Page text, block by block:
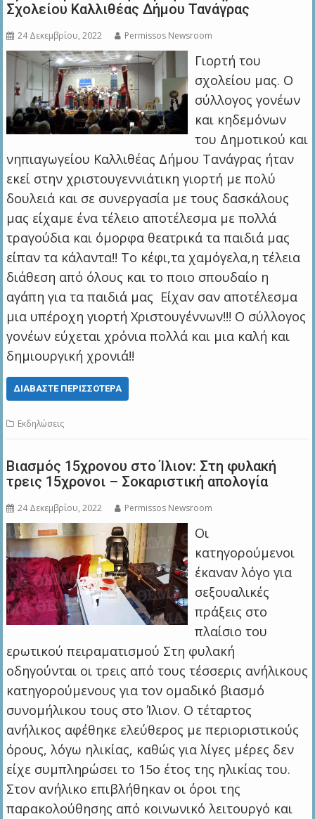
Σχολείου Καλλιθέας Δήμου Τανάγρας
24 Δεκεμβρίου, 2022 Permissos Newsroom
Γιορτή του
σχολείου μας. Ο
σύλλογος γονέων
και κηδεμόνων
του Δημοτικού και
νηπιαγωγείου Καλλιθέας Δήμου Τανάγρας ήταν
εκεί στην χριστουγεννιάτικη γιορτή με πολύ
δουλειά και σε συνεργασία με τους δασκάλους
μας είχαμε ένα τέλειο αποτέλεσμα με πολλά
τραγούδια και όμορφα θεατρικά τα παιδιά μας
είπαν τα κάλαντα!! Το κέφι,τα χαμόγελα,η τέλεια
διάθεση από όλους και το ποιο σπουδαίο η
αγάπη για τα παιδιά μας Είχαν σαν αποτέλεσμα
μια υπέροχη γιορτή Χριστουγέννων!!! Ο σύλλογος
γονέων εύχεται χρόνια πολλά και μια καλή και
δημιουργική χρονιά!!
ΔΙΑΒΆΣΤΕ ΠΕΡΙΣΣΌΤΕΡΑ
Εκδηλώσεις
Βιασμός 15χρονου στο Ίλιον: Στη φυλακή
τρεις 15χρονοι – Σοκαριστική απολογία
24 Δεκεμβρίου, 2022 Permissos Newsroom
Οι
κατηγορούμενοι
έκαναν λόγο για
σεξουαλικές
πράξεις στο
πλαίσιο του
ερωτικού πειραματισμού Στη φυλακή
οδηγούνται οι τρεις από τους τέσσερις ανήλικους
κατηγορούμενους για τον ομαδικό βιασμό
συνομήλικου τους στο Ίλιον. Ο τέταρτος
ανήλικος αφέθηκε ελεύθερος με περιοριστικούς
όρους, λόγω ηλικίας, καθώς για λίγες μέρες δεν
είχε συμπληρώσει το 15ο έτος της ηλικίας του.
Στον ανήλικο επιβλήθηκαν οι όροι της
παρακολούθησης από κοινωνικό λειτουργό και